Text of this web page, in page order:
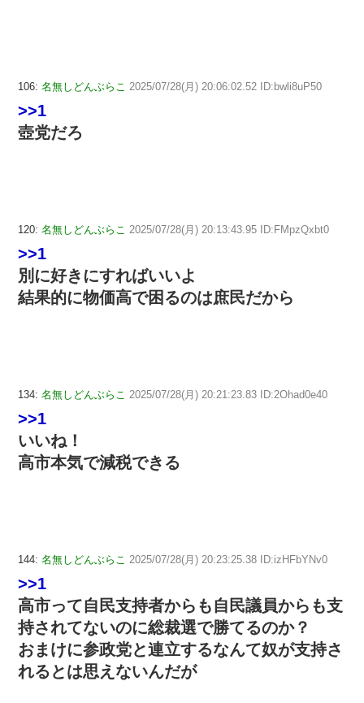
106: 名無しどんぶらこ 2025/07/28(月) 20:06:02.52 ID:bwli8uP50
>>1
壺党だろ
120: 名無しどんぶらこ 2025/07/28(月) 20:13:43.95 ID:FMpzQxbt0
>>1
別に好きにすればいいよ
結果的に物価高で困るのは庶民だから
134: 名無しどんぶらこ 2025/07/28(月) 20:21:23.83 ID:2Ohad0e40
>>1
いいね！
高市本気で減税できる
144: 名無しどんぶらこ 2025/07/28(月) 20:23:25.38 ID:izHFbYNv0
>>1
高市って自民支持者からも自民議員からも支
持されてないのに総裁選で勝てるのか？
おまけに参政党と連立するなんて奴が支持さ
れるとは思えないんだが